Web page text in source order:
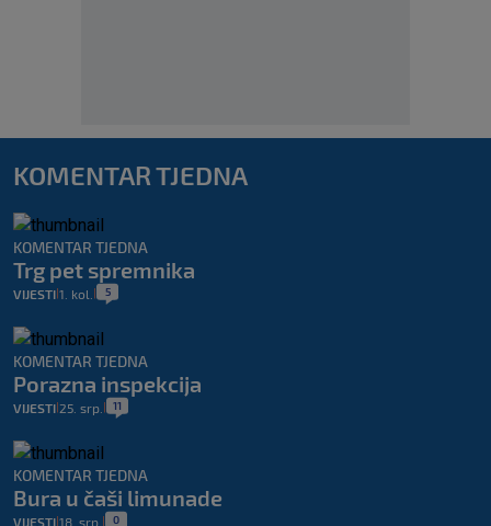
KOMENTAR TJEDNA
KOMENTAR TJEDNA
Trg pet spremnika
VIJESTI 1. kol. 5
KOMENTAR TJEDNA
Porazna inspekcija
VIJESTI 25. srp. 11
KOMENTAR TJEDNA
Bura u čaši limunade
VIJESTI 18. srp. 0